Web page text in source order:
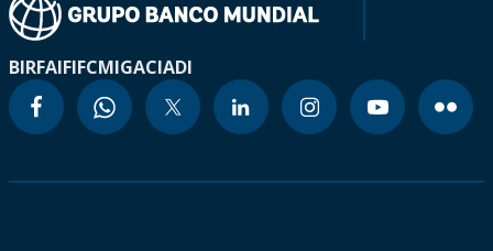
BIRFAIFIFCMIGACIADI